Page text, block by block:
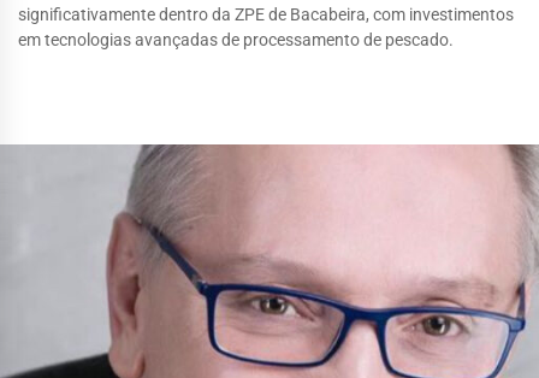
significativamente dentro da ZPE de Bacabeira, com investimentos
em tecnologias avançadas de processamento de pescado.